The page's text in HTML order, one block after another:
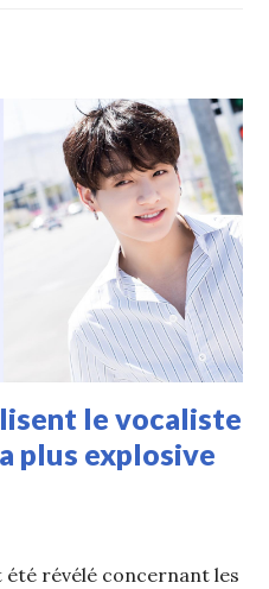
le vocaliste
plus explosive
révélé concernant les